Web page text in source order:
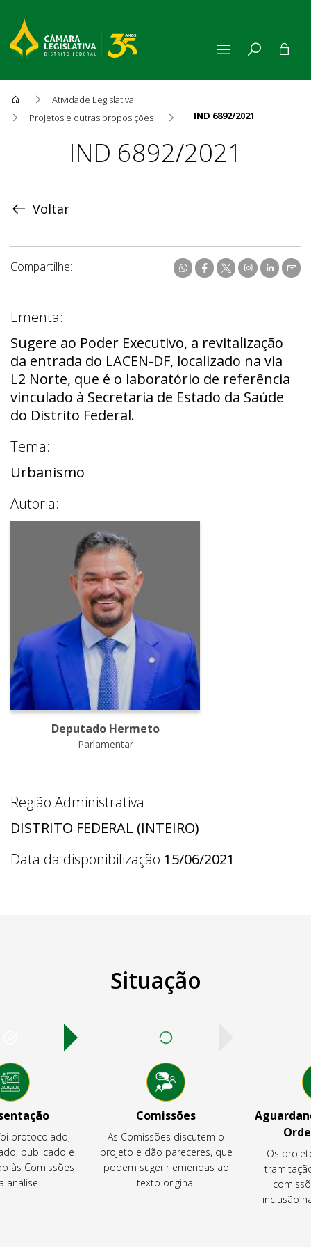
Atividade Legislativa
Projetos e outras proposições
IND 6892/2021
ProposiçãoIND 6892/2021
Voltar
Compartilhe:
Ementa:
Sugere ao Poder Executivo, a revitalização
da entrada do LACEN-DF, localizado na via
L2 Norte, que é o laboratório de referência
vinculado à Secretaria de Estado da Saúde
do Distrito Federal.
Tema:
Urbanismo
Autoria:
Deputado Hermeto
Parlamentar
Região Administrativa:
DISTRITO FEDERAL (INTEIRO)
Data da disponibilização:15/06/2021
Situação
protocolado,
publicado e
às Comissões
análise
Comissões
As Comissões discutem o
projeto e dão pareceres, que
podem sugerir emendas ao
texto original
Os
inclusão